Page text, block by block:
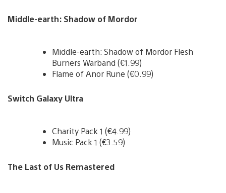
Middle-earth: Shadow of Mordor
Middle-earth: Shadow of Mordor Flesh
Burners Warband (€1.99)
Flame of Anor Rune (€0.99)
Switch Galaxy Ultra
Charity Pack 1 (€4.99)
Music Pack 1 (€3.59)
The Last of Us Remastered